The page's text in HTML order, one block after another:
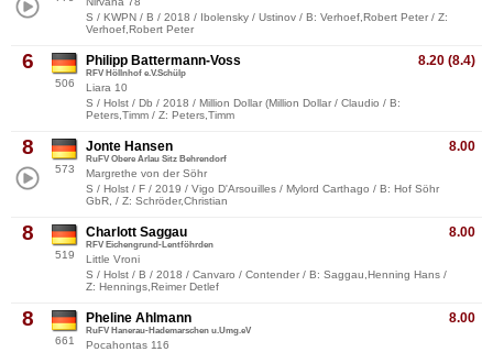
S / KWPN / B / 2018 / Ibolensky / Ustinov / B: Verhoef,Robert Peter / Z:
Verhoef,Robert Peter
6
506
8.20 (8.4)
Philipp Battermann-Voss
RFV Höllnhof e.V.Schülp
Liara 10
S / Holst / Db / 2018 / Million Dollar (Million Dollar / Claudio / B:
Peters,Timm / Z: Peters,Timm
8
573
8.00
Jonte Hansen
RuFV Obere Arlau Sitz Behrendorf
Margrethe von der Söhr
S / Holst / F / 2019 / Vigo D'Arsouilles / Mylord Carthago / B: Hof Söhr
GbR, / Z: Schröder,Christian
8
519
8.00
Charlott Saggau
RFV Eichengrund-Lentföhrden
Little Vroni
S / Holst / B / 2018 / Canvaro / Contender / B: Saggau,Henning Hans /
Z: Hennings,Reimer Detlef
8
661
8.00
Pheline Ahlmann
RuFV Hanerau-Hademarschen u.Umg.eV
Pocahontas 116